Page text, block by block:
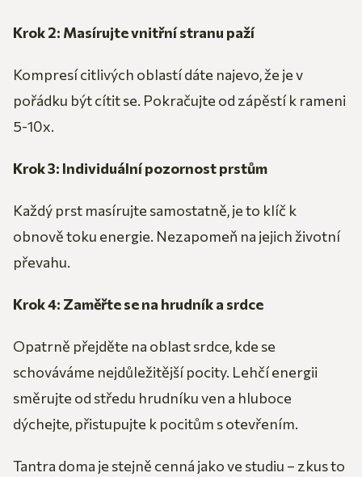
Krok 2: Masírujte vnitřní stranu paží
Kompresí citlivých oblastí dáte najevo, že je v
pořádku být cítit se. Pokračujte od zápěstí k rameni
5-10x.
Krok 3: Individuální pozornost prstům
Každý prst masírujte samostatně, je to klíč k
obnově toku energie. Nezapomeň na jejich životní
převahu.
Krok 4: Zaměřte se na hrudník a srdce
Opatrně přejděte na oblast srdce, kde se
schováváme nejdůležitější pocity. Lehčí energii
směrujte od středu hrudníku ven a hluboce
dýchejte, přistupujte k pocitům s otevřením.
Tantra doma je stejně cenná jako ve studiu – zkus to